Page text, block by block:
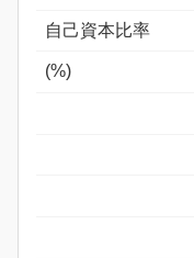
自己資本比率
(%)